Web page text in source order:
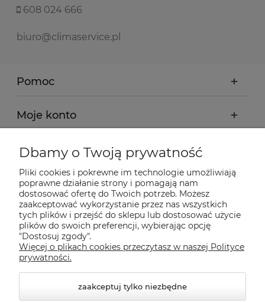
608 024 666
biuro@climaservice.pl
Pomoc
Moje konto
Płatności i dostawa
Informacje
O nas
Nasze sklepy Allegro
Dbamy o Twoją prywatność
Pliki cookies i pokrewne im technologie umożliwiają
poprawne działanie strony i pomagają nam
dostosować ofertę do Twoich potrzeb. Możesz
zaakceptować wykorzystanie przez nas wszystkich
tych plików i przejść do sklepu lub dostosować użycie
plików do swoich preferencji, wybierając opcję
"Dostosuj zgody".
Więcej o plikach cookies przeczytasz w naszej Polityce
prywatności.
zaakceptuj tylko niezbędne